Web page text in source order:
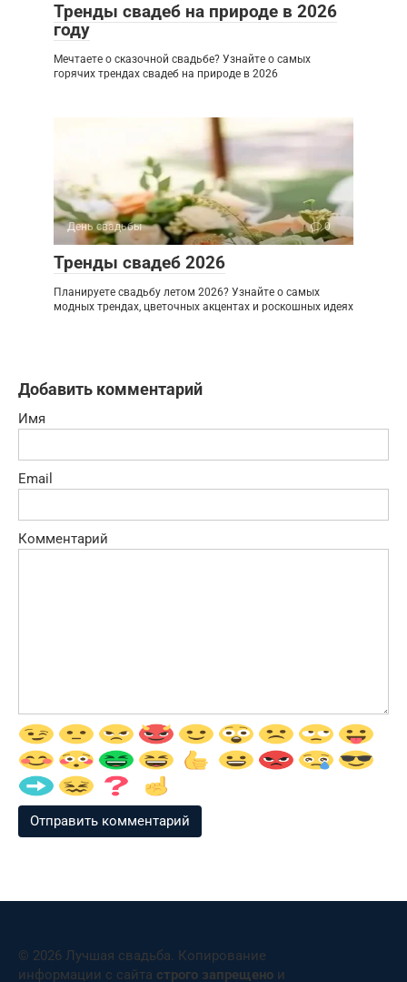
Тренды свадеб на природе в 2026
году
Мечтаете о сказочной свадьбе? Узнайте о самых
горячих трендах свадеб на природе в 2026
День свадьбы 0
Тренды свадеб 2026
Планируете свадьбу летом 2026? Узнайте о самых
модных трендах, цветочных акцентах и роскошных идеях
Добавить комментарий
Имя
Email
Комментарий
© 2026 Лучшая свадьба. Копирование
информации с сайта строго запрещено и